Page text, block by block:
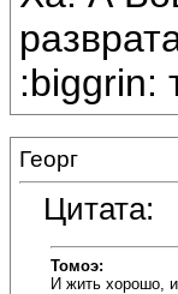
:biggrin:
Георг
Цитата:
Томоэ:
И жить хорошо,